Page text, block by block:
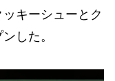
キーシューとク
した。